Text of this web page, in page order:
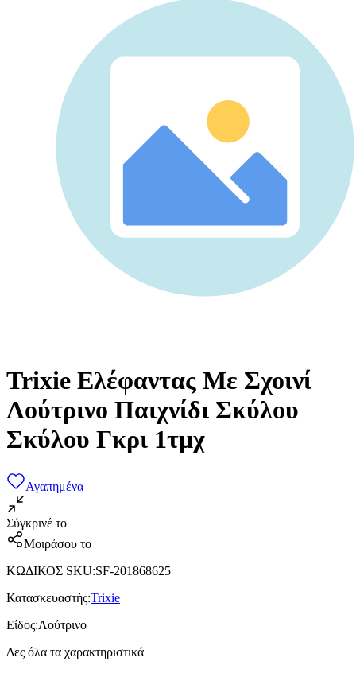
Trixie Ελέφαντας Με Σχοινί
Λούτρινο Παιχνίδι Σκύλου
Σκύλου Γκρι 1τμχ
Αγαπημένα
Σύγκρινέ το
Μοιράσου το
ΚΩΔΙΚΟΣ SKU:SF-201868625
Κατασκευαστής:Trixie
Είδος:Λούτρινο
Δες όλα τα χαρακτηριστικά